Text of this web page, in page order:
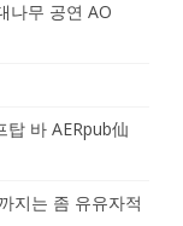
나무 공연 AO
바 AERpub仙
지는 좀 유유자적